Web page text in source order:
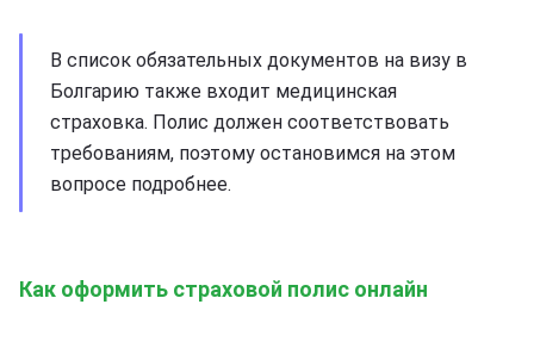
В список обязательных документов на визу в
Болгарию также входит медицинская
страховка. Полис должен соответствовать
требованиям, поэтому остановимся на этом
вопросе подробнее.
Как оформить страховой полис онлайн